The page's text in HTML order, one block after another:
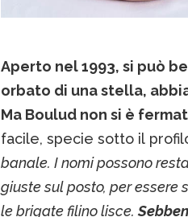
Aperto nel 1993, si può
orbato di una stella,
Ma Boulud non si è
facile, specie sotto il
banale. I nomi possono
giuste sul posto, per essere
le brigate filino lisce.